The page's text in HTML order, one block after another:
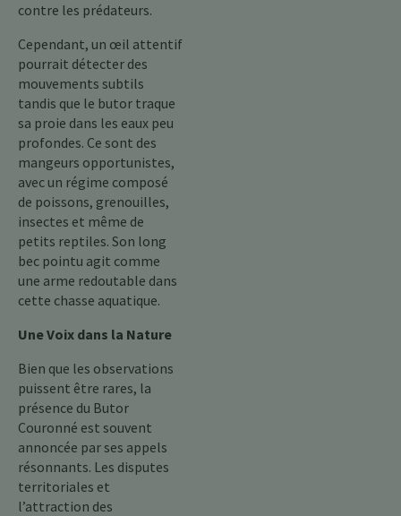
contre les prédateurs.
Cependant, un œil attentif
pourrait détecter des
mouvements subtils
tandis que le butor traque
sa proie dans les eaux peu
profondes. Ce sont des
mangeurs opportunistes,
avec un régime composé
de poissons, grenouilles,
insectes et même de
petits reptiles. Son long
bec pointu agit comme
une arme redoutable dans
cette chasse aquatique.
Une Voix dans la Nature
Bien que les observations
puissent être rares, la
présence du Butor
Couronné est souvent
annoncée par ses appels
résonnants. Les disputes
territoriales et
l’attraction des